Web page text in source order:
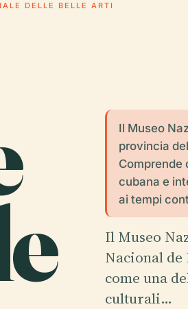
DELLE BELLE ARTI
Il Museo
provincia
Comprende
cubana e
ai tempi
Il Museo
Nacional de
come una
culturali…